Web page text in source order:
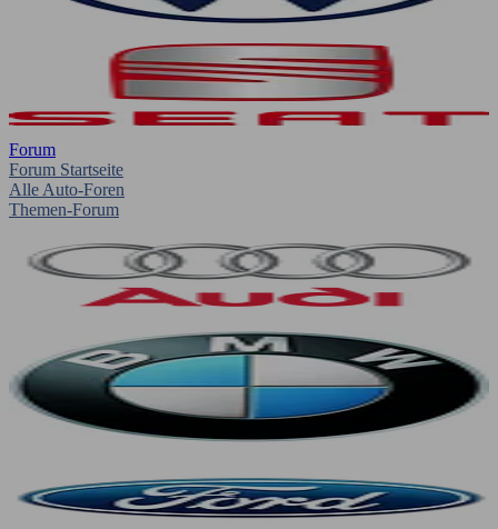
Forum
Forum Startseite
Alle Auto-Foren
Themen-Forum